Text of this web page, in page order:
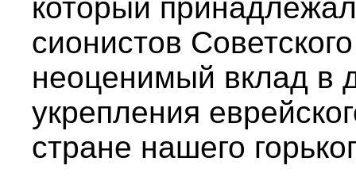
который
сионистов
неоценимый вклад в
укрепления
стране нашего